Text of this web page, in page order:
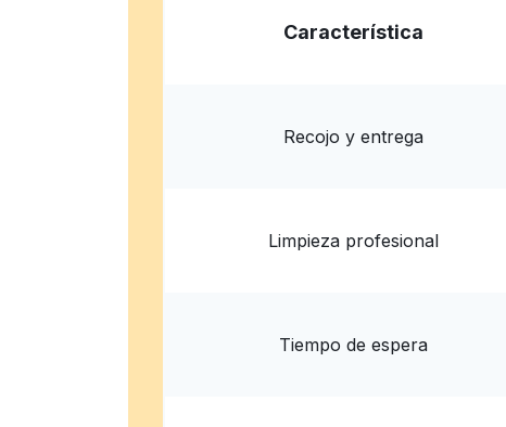
Característica
Recojo y entrega
Limpieza profesional
Tiempo de espera